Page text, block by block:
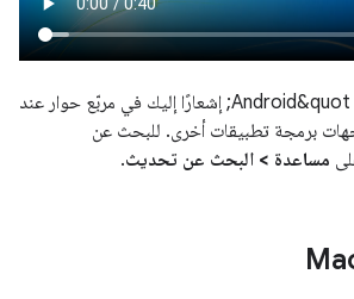
يُرسل &quot;استوديو Android&quot; إشعارًا إليك في مربّع حوار عند
برمجة تطبيقات أخرى. للبحث عن
مساعدة > البحث عن تحديث.